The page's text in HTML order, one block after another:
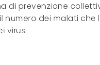
di prevenzione
numero dei malati che
virus.